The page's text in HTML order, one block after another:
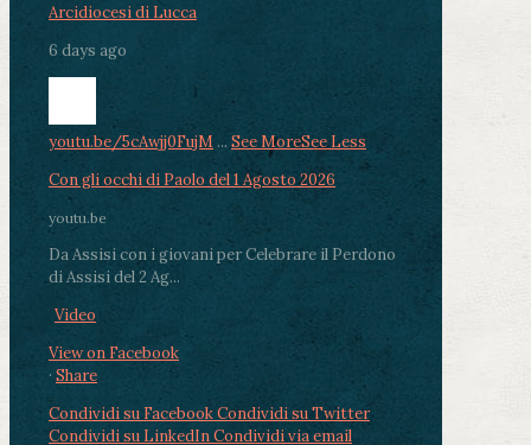
Arcidiocesi di Lucca
6 days ago
youtu.be/5cAwjj0FujM ... See MoreSee Less
Con gli occhi di Paolo del 1 Agosto 2026
youtu.be
Da Assisi con i giovani per Celebrare il Perdono
di Assisi del 2 Ag...
Video
View on Facebook
· Share
Condividi su FacebookCondividi su Twitter
Condividi su LinkedInCondividi via email